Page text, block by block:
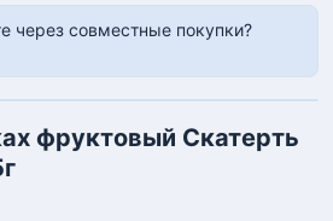
через совместные покупки?
фруктовый Скатерть